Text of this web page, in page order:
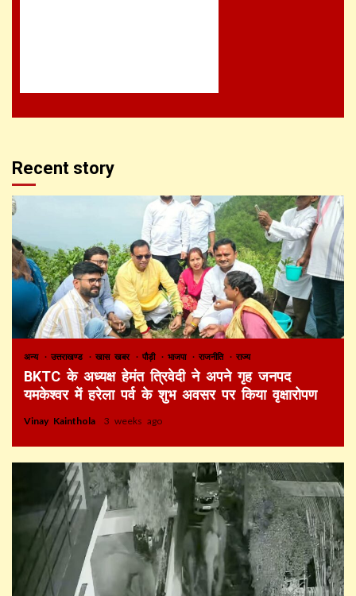
Recent story
अन्य उत्तराखण्ड खास खबर पौड़ी भाजपा राजनीति राज्य
BKTC के अध्यक्ष हेमंत त्रिवेदी ने अपने गृह जनपद
यमकेश्वर में हरेला पर्व के शुभ अवसर पर किया वृक्षारोपण
Vinay Kainthola 3 weeks ago